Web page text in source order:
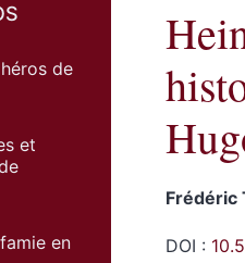
de
et
en
Frédéric
DOI :